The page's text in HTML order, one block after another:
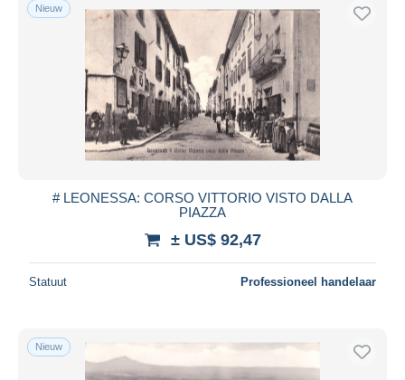
Nieuw
# LEONESSA: CORSO VITTORIO VISTO DALLA
PIAZZA
± US$ 92,47
Statuut Professioneel handelaar
Nieuw